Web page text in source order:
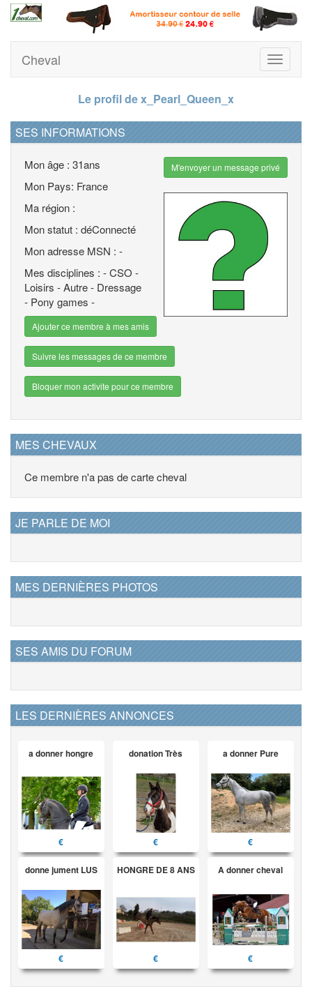
Toggle
Cheval
Le profil de x_Pearl_Queen_x
SES INFORMATIONS
Mon âge : 31ans
Mon Pays: France
Ma région :
Mon statut : déConnecté
Mon adresse MSN : -
Mes disciplines : - CSO -
Loisirs - Autre - Dressage
- Pony games -
Ajouter ce membre à mes amis
Suivre les messages de ce membre
Bloquer mon activite pour ce membre
M'envoyer un message privé
MES CHEVAUX
Ce membre n'a pas de carte cheval
JE PARLE DE MOI
MES DERNIÈRES PHOTOS
SES AMIS DU FORUM
LES DERNIÈRES ANNONCES
a donner hongre
€
donation Très
€
a donner Pure
€
donne jument LUS
€
HONGRE DE 8 ANS
€
A donner cheval
€